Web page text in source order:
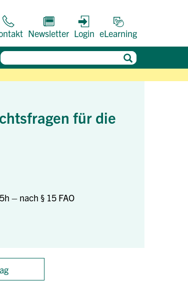
Newsletter Login eLearning
für die
5h – nach § 15 FAO